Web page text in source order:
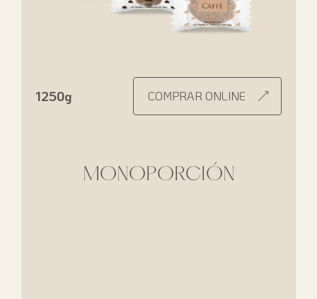
1250g COMPRAR ONLINE
MONOPORCIÓN